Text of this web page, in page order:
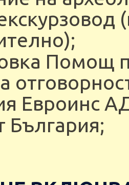
Помощ
Евроинс
България;